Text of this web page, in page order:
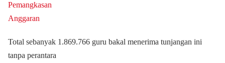
Pemangkasan
Anggaran
Total sebanyak 1.869.766 guru bakal menerima tunjangan ini
tanpa perantara